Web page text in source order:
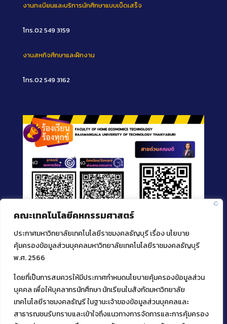
คณะเทคโนโลยีคหกรรมศาสตร์
ประกาศมหาวิทยาลัยเทคโนโลยีราชมงคลธัญบุรี เรื่อง นโยบาย
คุ้มครองข้อมูลส่วนบุคคลมหาวิทยาลัยเทคโนโลยีราชมงคลธัญบุรี
พ.ศ. 2566
โดยที่เป็นการสมควรให้มีประกาศกำหนดนโยบายคุ้มครองข้อมูลส่วน
บุคคล เพื่อให้บุคลากรนักศึกษา นักเรียนในสังกัดมหาวิทยาลัย
เทคโนโลยีราชมงคลธัญรี ในฐานะเจ้าของข้อมูลส่วนบุคคลและ
สาธารณชนรับทราบและเข้าใจถึงแนวทางการจัดการและการคุ้มครอง
งานทะเบียนและบริการนักศึกษาแบบเบ็ดเสร็จ
โทร.02 549 3159
งานสหกิจศึกษาและฝึกงาน
โทร.02 549 3162
ติดต่อคณะเทคโนโลยีคหกรรมศาสตร์
39 หมู่ 1
ต.คลองหก อ. คลองหลวง